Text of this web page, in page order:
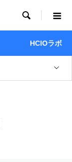

HClOラボ